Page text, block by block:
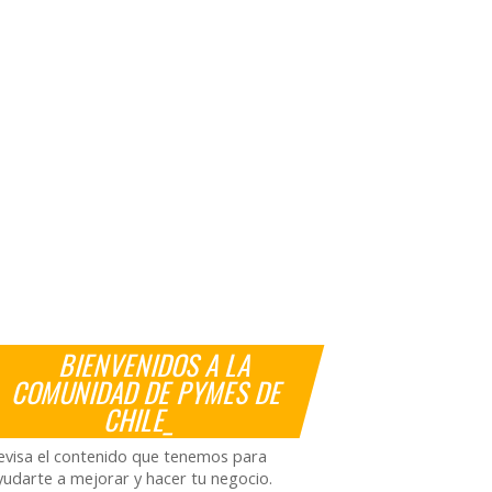
BIENVENIDOS A LA
COMUNIDAD DE PYMES DE
CHILE_
el contenido que tenemos para
a mejorar y hacer tu negocio.